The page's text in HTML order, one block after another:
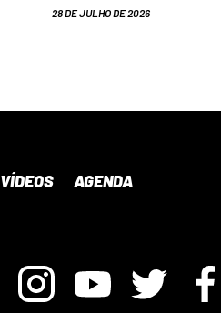
28 DE JULHO DE 2026
VÍDEOS AGENDA